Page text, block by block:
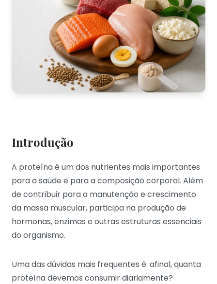
Introdução
A proteína é um dos nutrientes mais importantes
para a saúde e para a composição corporal. Além
de contribuir para a manutenção e crescimento
da massa muscular, participa na produção de
hormonas, enzimas e outras estruturas essenciais
do organismo.
Uma das dúvidas mais frequentes é: afinal, quanta
proteína devemos consumir diariamente?